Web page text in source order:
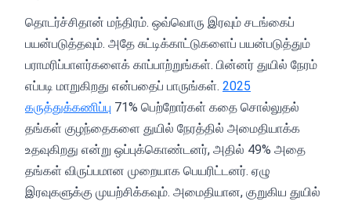
தொடர்ச்சிதான் மந்திரம். ஒவ்வொரு இரவும் சடங்கைப்
பயன்படுத்தவும். அதே சுட்டிக்காட்டுகளைப் பயன்படுத்தும்
பராமரிப்பாளர்களைக் காப்பாற்றுங்கள். பின்னர் துயில் நேரம்
எப்படி மாறுகிறது என்பதைப் பாருங்கள். 2025
கருத்துக்கணிப்பு 71% பெற்றோர்கள் கதை சொல்லுதல்
தங்கள் குழந்தைகளை துயில் நேரத்தில் அமைதியாக்க
உதவுகிறது என்று ஒப்புக்கொண்டனர், அதில் 49% அதை
தங்கள் விருப்பமான முறையாக பெயரிட்டனர். ஏழு
இரவுகளுக்கு முயற்சிக்கவும். அமைதியான, குறுகிய துயில்